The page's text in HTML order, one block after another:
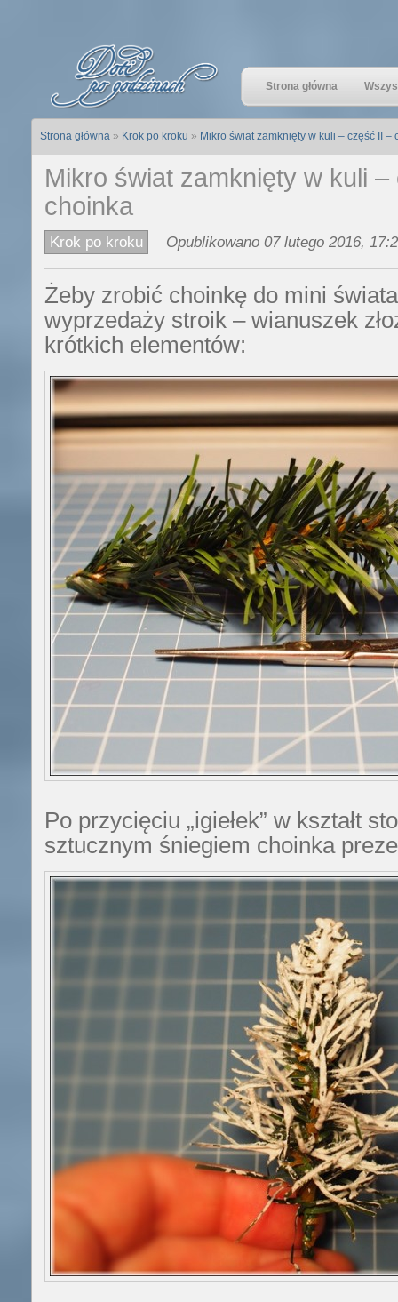
Strona główna
Strona główna» Krok po kroku » Mikro świat zamknięty w kuli – część II –
Mikro świat zamknięty w kuli –
choinka
Krok po kroku Opublikowano 07 lutego 2016,
Żeby zrobić choinkę do mini
wyprzedaży stroik – wianuszek
krótkich elementów:
Po przycięciu „igiełek” w kształt
sztucznym śniegiem choinka